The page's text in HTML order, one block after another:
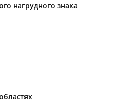
нагрудного знака